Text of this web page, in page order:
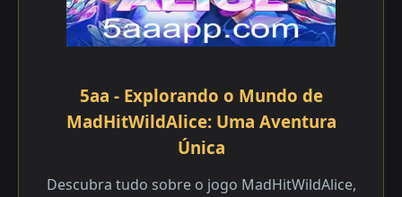
5aa - Explorando o Mundo de
MadHitWildAlice: Uma Aventura
Única
Descubra tudo sobre o jogo MadHitWildAlice,